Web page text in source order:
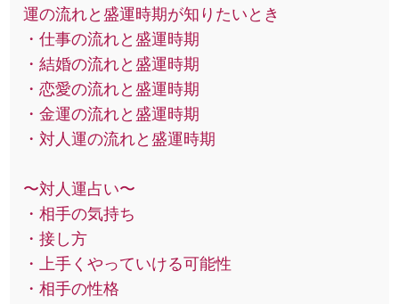
運の流れと盛運時期が知りたいとき
・仕事の流れと盛運時期
・結婚の流れと盛運時期
・恋愛の流れと盛運時期
・金運の流れと盛運時期
・対人運の流れと盛運時期
〜対人運占い〜
・相手の気持ち
・接し方
・上手くやっていける可能性
・相手の性格